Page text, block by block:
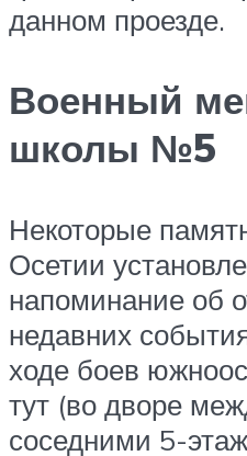
данном проезде.
Военный
школы №5
Некоторые
Осетии
напоминание об
недавних
ходе боев
тут (во дворе
соседними 5-